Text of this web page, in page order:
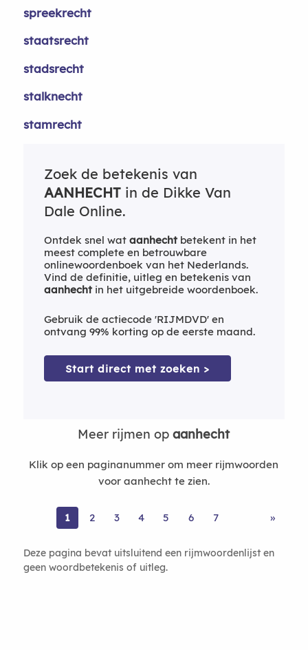
spreekrecht
staatsrecht
stadsrecht
stalknecht
stamrecht
Zoek de betekenis van
AANHECHTin de Dikke Van
Dale Online.
Ontdek snel wat aanhechtbetekent in het
meest complete en betrouwbare
onlinewoordenboek van het Nederlands.
Vind de definitie, uitleg en betekenis van
aanhechtin het uitgebreide woordenboek.
Gebruik de actiecode 'RIJMDVD' en
ontvang 99% korting op de eerste maand.
Start direct met zoeken >
Meer rijmen opaanhecht
Klik op een paginanummer om meer rijmwoorden
voor aanhecht te zien.
1 2 3 4 5 6 7 »
Deze pagina bevat uitsluitend een rijmwoordenlijst en
geen woordbetekenis of uitleg.